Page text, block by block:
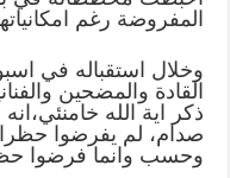
المفروضة رغم
وخلال استقباله في
القادة والمضحين
ذكر اية الله
صدام، لم يفرضوا حظرا
وحسب وانما فرضوا